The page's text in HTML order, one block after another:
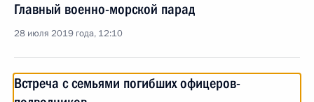
Главный военно-морской парад
28 июля 2019 года, 12:10
Встреча с семьями погибших офицеров-